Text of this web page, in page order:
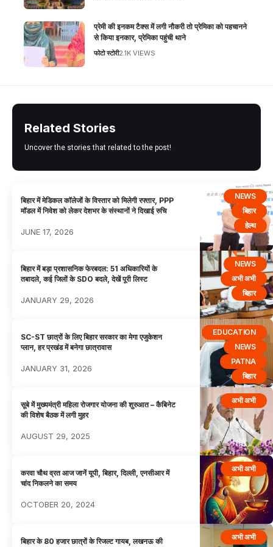
प्रेमी की इनकम टैक्स में लगी नौकरी तो प्रेमिका को पहचानने
से किया इनकार, प्रेमिका पहुंची थाने
फोटो स्टोरी2.1K VIEWS
Related Stories
Uncover the stories that related to the post!
NEWS
बिहार
हेल्थ
बिहार में मेडिकल कॉलेजों के विस्तार को मिलेगी रफ्तार, PPP
मॉडल में निवेश को लेकर देशभर के संस्थानों ने दिखाई रुचि
JUNE 17, 2026
NEWS
अभी अभी
बिहार
बिहार में बड़ा प्रशासनिक फेरबदल: 51 अधिकारियों के
तबादले, कई जिलों के SDO बदले, देखें पूरी लिस्ट
JANUARY 29, 2026
EDUCATION
NEWS
PATNA
बिहार
SC-ST छात्रों के लिए बिहार सरकार का मेगा एजुकेशन
प्लान, हर प्रखंड में बनेगा छात्रावास
JANUARY 31, 2026
अभी अभी
सूबे में मुख्यमंत्री महिला रोजगार योजना की शुरुआत – कैबिनेट
की विशेष बैठक में लगी मुहर
AUGUST 29, 2025
अभी अभी
करवा चौथ व्रत आज जानें यूपी, बिहार, दिल्ली, एनसीआर में
चांद निकलने का समय
OCTOBER 20, 2024
अभी अभी
बिहार के 80 हजार छात्रों के रिजल्ट गायब, लखनऊ की